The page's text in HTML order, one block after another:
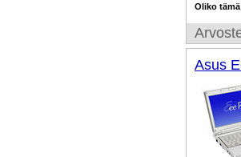
Oliko
Asus